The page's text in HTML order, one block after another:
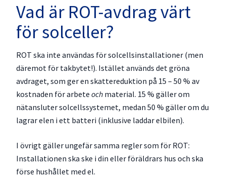
Vad är ROT-avdrag värt
för solceller?
ROT ska inte användas för solcellsinstallationer (men
däremot för takbytet!). Istället används det gröna
avdraget, som ger en skattereduktion på 15 – 50 % av
kostnaden för arbete och material. 15 % gäller om
nätansluter solcellssystemet, medan 50 % gäller om du
lagrar elen i ett batteri (inklusive laddar elbilen).
I övrigt gäller ungefär samma regler som för ROT:
Installationen ska ske i din eller föräldrars hus och ska
förse hushållet med el.